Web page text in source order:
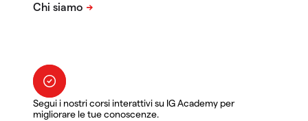
Segui i nostri corsi interattivi su IG Academy per
migliorare le tue conoscenze.